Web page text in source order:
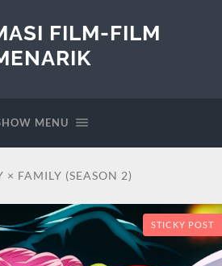
FILM-FILM
MENU
× FAMILY (SEASON 2)
STICKY POST